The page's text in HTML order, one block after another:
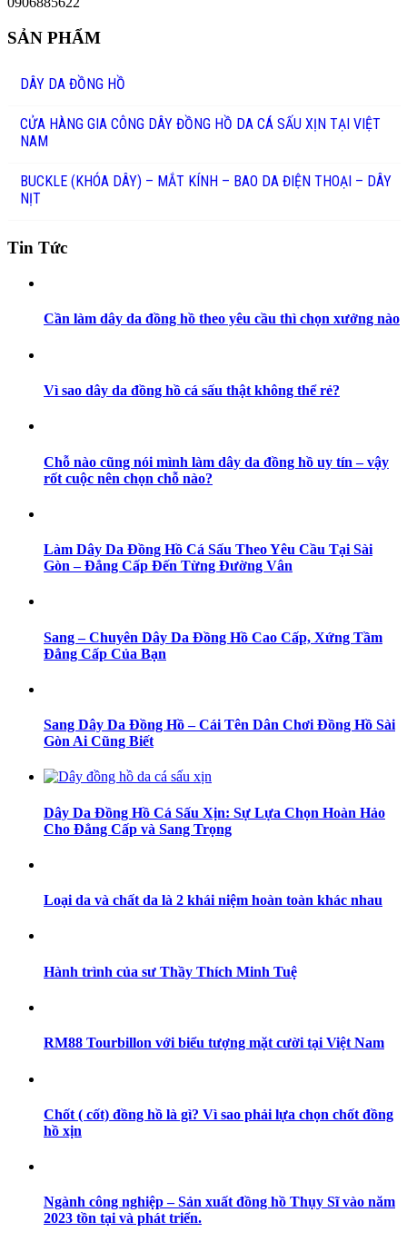
SẢN PHẨM
DÂY DA ĐỒNG HỒ
CỬA HÀNG GIA CÔNG DÂY ĐỒNG HỒ DA CÁ SẤU XỊN TẠI VIỆT
NAM
BUCKLE (KHÓA DÂY) – MẮT KÍNH – BAO DA ĐIỆN THOẠI – DÂY
NỊT
Tin Tức
Cần làm dây da đồng hồ theo yêu cầu thì chọn xưởng nào
Vì sao dây da đồng hồ cá sấu thật không thể rẻ?
Chỗ nào cũng nói mình làm dây da đồng hồ uy tín – vậy
rốt cuộc nên chọn chỗ nào?
Làm Dây Da Đồng Hồ Cá Sấu Theo Yêu Cầu Tại Sài
Gòn – Đẳng Cấp Đến Từng Đường Vân
Sang – Chuyên Dây Da Đồng Hồ Cao Cấp, Xứng Tầm
Đẳng Cấp Của Bạn
Sang Dây Da Đồng Hồ – Cái Tên Dân Chơi Đồng Hồ Sài
Gòn Ai Cũng Biết
Dây Da Đồng Hồ Cá Sấu Xịn: Sự Lựa Chọn Hoàn Hảo
Cho Đẳng Cấp và Sang Trọng
Loại da và chất da là 2 khái niệm hoàn toàn khác nhau
Hành trình của sư Thầy Thích Minh Tuệ
RM88 Tourbillon với biểu tượng mặt cười tại Việt Nam
Chốt ( cốt) đồng hồ là gì? Vì sao phải lựa chọn chốt đồng
hồ xịn
Ngành công nghiệp – Sản xuất đồng hồ Thụy Sĩ vào năm
2023 tồn tại và phát triển.